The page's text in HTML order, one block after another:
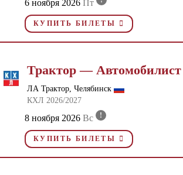
6 ноября 2026 Пт
КУПИТЬ БИЛЕТЫ
Трактор — Автомобилист
ЛА Трактор, Челябинск
КХЛ 2026/2027
8 ноября 2026 Вс !
КУПИТЬ БИЛЕТЫ